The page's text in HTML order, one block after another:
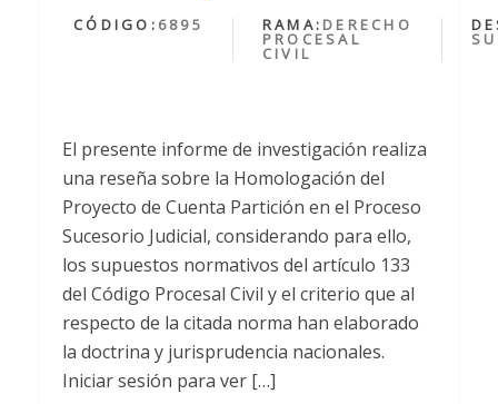
CÓDIGO: 6895 RAMA: DERECHO
PROCESAL
CIVIL
El presente informe de investigación realiza
una reseña sobre la Homologación del
Proyecto de Cuenta Partición en el Proceso
Sucesorio Judicial, considerando para ello,
los supuestos normativos del artículo 133
del Código Procesal Civil y el criterio que al
respecto de la citada norma han elaborado
la doctrina y jurisprudencia nacionales.
Iniciar sesión para ver […]